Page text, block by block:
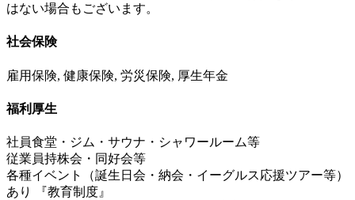
はない場合もございます。
社会保険
雇用保険, 健康保険, 労災保険, 厚生年金
福利厚生
社員食堂・ジム・サウナ・シャワールーム等
従業員持株会・同好会等
各種イベント（誕生日会・納会・イーグルス応援ツアー等）
あり 『教育制度』